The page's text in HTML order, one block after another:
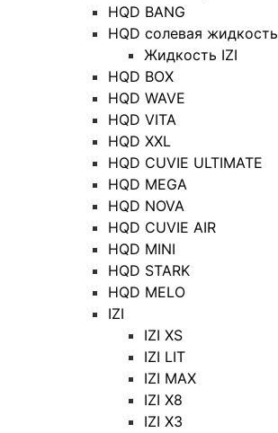
HQD BANG
HQD солевая жидкость
Жидкость IZI
HQD BOX
HQD WAVE
HQD VITA
HQD XXL
HQD CUVIE ULTIMATE
HQD MEGA
HQD NOVA
HQD CUVIE AIR
HQD MINI
HQD STARK
HQD MELO
IZI
IZI XS
IZI LIT
IZI MAX
IZI X8
IZI X3